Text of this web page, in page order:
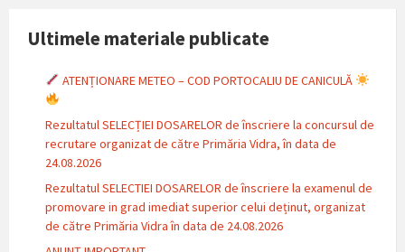
Ultimele materiale publicate
ATENȚIONARE METEO – COD PORTOCALIU DE CANICULĂ
Rezultatul SELECȚIEI DOSARELOR de înscriere la concursul de
recrutare organizat de către Primăria Vidra, în data de
24.08.2026
Rezultatul SELECTIEI DOSARELOR de înscriere la examenul de
promovare in grad imediat superior celui deținut, organizat
de către Primăria Vidra în data de 24.08.2026